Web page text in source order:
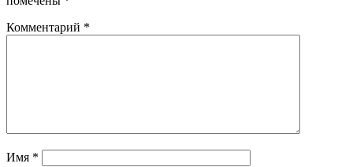
Комментарий *
Имя *